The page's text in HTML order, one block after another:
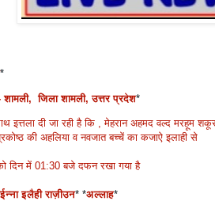
*
जिला शामली, उत्तर प्रदेश*
इत्तला दी जा रही है कि , मेहरान अहमद वल्द मरहूम
की अहलिया व नवजात बच्चें का कजाऐ इलाही से
दिन में 01:30 बजे दफन रखा गया है
इलैही राज़ीउन* *अल्लाह*